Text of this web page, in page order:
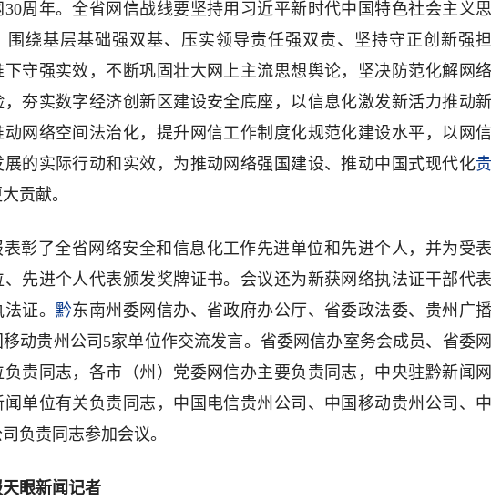
30周年。全省网信战线要坚持用习近平新时代中国特色社会主义思
围绕基层基础强双基、压实领导责任强双责、坚持守正创新强担
下守强实效，不断巩固壮大网上主流思想舆论，坚决防范化解网络
，夯实数字经济创新区建设安全底座，以信息化激发新活力推动新
网络空间法治化，提升网信工作制度化规范化建设水平，以网信
的实际行动和实效，为推动网络强国建设、推动中国式现代化贵
贡献。
表彰了全省网络安全和信息化工作先进单位和先进个人，并为受表
先进个人代表颁发奖牌证书。会议还为新获网络执法证干部代表
证。 黔东南州委网信办、省政府办公厅、省委政法委、贵州广播
动贵州公司5家单位作交流发言。省委网信办室务会成员、省委网
责同志，各市（州）党委网信办主要负责同志，中央驻黔新闻网
闻单位有关负责同志，中国电信贵州公司、中国移动贵州公司、中
负责同志参加会议。
眼新闻记者